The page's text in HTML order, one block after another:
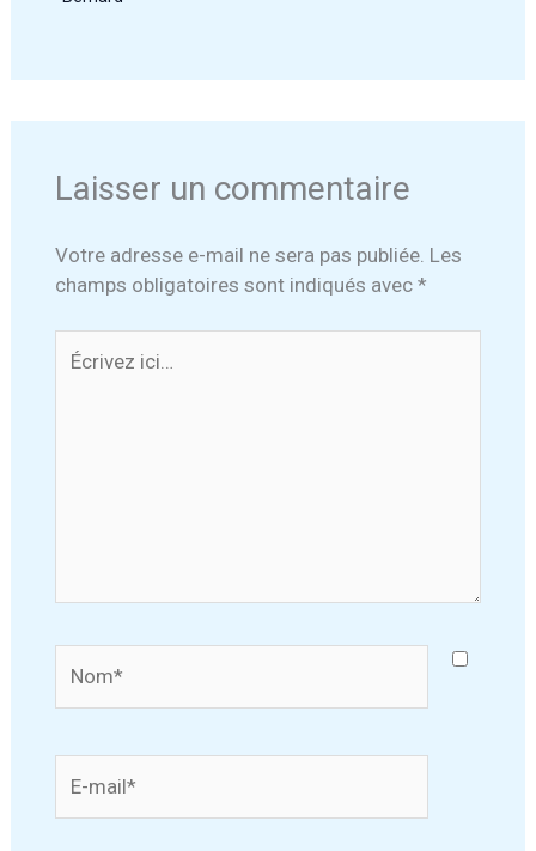
Laisser un commentaire
Votre adresse e-mail ne sera pas publiée. Les
champs obligatoires sont indiqués avec *
ici…
mail*